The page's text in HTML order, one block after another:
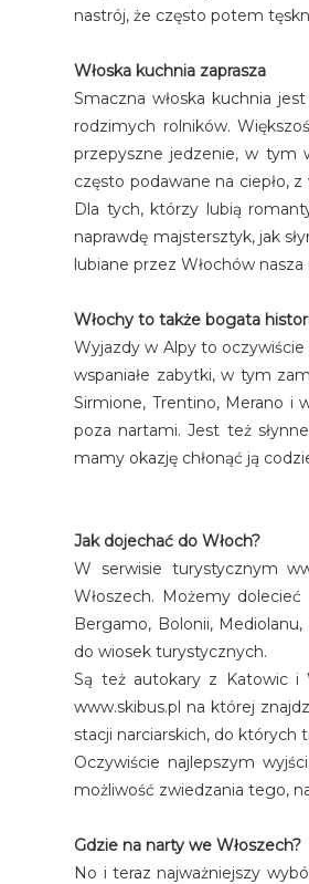
nastrój, że często potem
Włoska kuchnia zaprasza
Smaczna włoska kuchnia
rodzimych rolników.
przepyszne jedzenie, w tym
często podawane na ciepło,
Dla tych, którzy lubią
naprawdę majstersztyk, jak
lubiane przez Włochów
Włochy to także bogata
Wyjazdy w Alpy to oczywiście
wspaniałe zabytki, w tym
Sirmione, Trentino, Merano i
poza nartami. Jest też
mamy okazję chłonąć ją
Jak dojechać do Włoch?
W serwisie turystycznym
Włoszech. Możemy
Bergamo, Bolonii,
do wiosek turystycznych.
Są też autokary z Katowic i
www.skibus.pl na której
stacji narciarskich, do których
Oczywiście najlepszym
możliwość zwiedzania tego,
Gdzie na narty we Włoszech?
No i teraz najważniejszy